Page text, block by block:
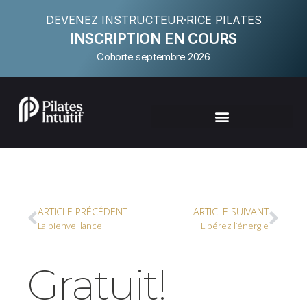
DEVENEZ INSTRUCTEUR·RICE PILATES
INSCRIPTION EN COURS
Cohorte septembre 2026
ARTICLE PRÉCÉDENT
La bienveillance
ARTICLE SUIVANT
Libérez l’énergie
Gratuit!